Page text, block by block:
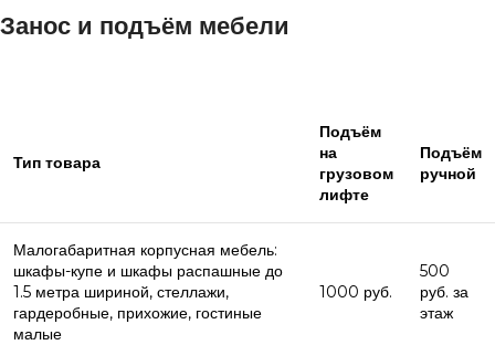
Занос и подъём мебели
Тип товара
Подъём
на
грузовом
лифте
Подъём
ручной
Малогабаритная корпусная мебель:
шкафы-купе и шкафы распашные до
1.5 метра шириной, стеллажи,
гардеробные, прихожие, гостиные
малые
1000 руб.
500
руб. за
этаж